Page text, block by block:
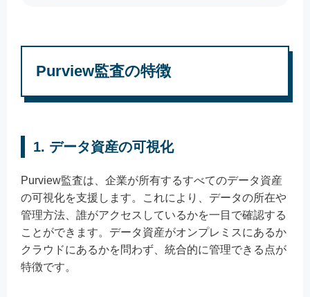
Purview監査の特徴
1. データ資産の可視化
Purview監査は、企業が所有するすべてのデータ資産
の可視化を支援します。これにより、データの所在や
管理方法、誰がアクセスしているかを一目で確認する
ことができます。データ資産がオンプレミスにあるか
クラウドにあるかを問わず、統合的に管理できる点が
特徴です。